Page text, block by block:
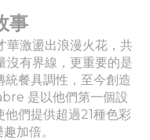
事
華激盪出浪漫火花，共
沒有界線，更重要的是
餐具調性，至今創造
是以他們第一個設
們提供超過21種色彩
加倍。